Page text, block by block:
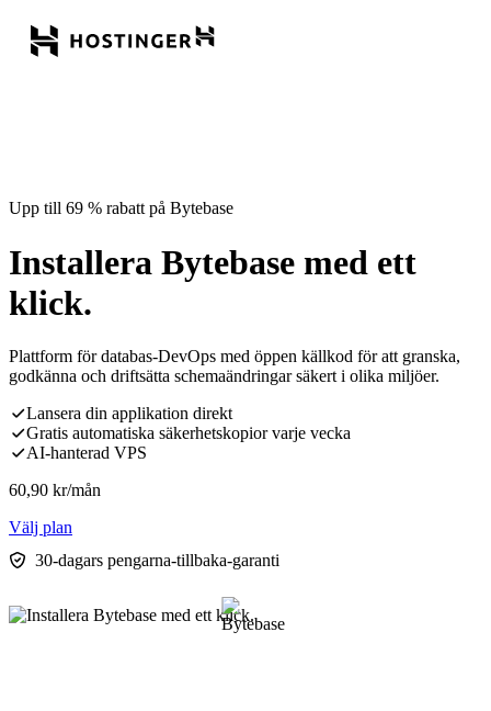
Upp till 69 % rabatt på Bytebase
Installera Bytebase med ett
klick.
Plattform för databas-DevOps med öppen källkod för att granska,
godkänna och driftsätta schemaändringar säkert i olika miljöer.
Lansera din applikation direkt
Gratis automatiska säkerhetskopior varje vecka
AI-hanterad VPS
60,90 kr/mån
Välj plan
30-dagars pengarna-tillbaka-garanti